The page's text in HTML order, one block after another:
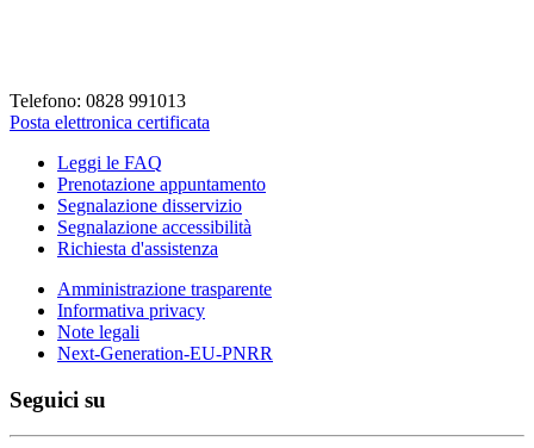
Telefono: 0828 991013
Posta elettronica certificata
Leggi le FAQ
Prenotazione appuntamento
Segnalazione disservizio
Segnalazione accessibilità
Richiesta d'assistenza
Amministrazione trasparente
Informativa privacy
Note legali
Next-Generation-EU-PNRR
Seguici su